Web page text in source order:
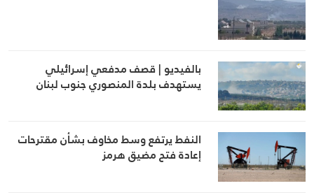
بالفيديو | قصف مدفعي إسرائيلي
يستهدف بلدة المنصوري جنوب لبنان
النفط يرتفع وسط مخاوف بشأن مقترحات
إعادة فتح مضيق هرمز